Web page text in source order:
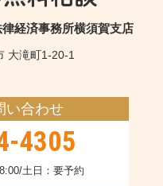
経済事務所横須賀支店
大滝町1-20-1
い合わせ
4305
土日：要予約